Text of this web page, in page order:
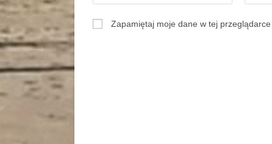
Zapamiętaj moje dane w tej